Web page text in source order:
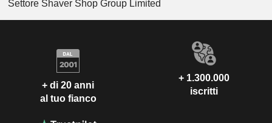
Settore Shaver Shop Group Limited
+ di 20 anni
al tuo fianco
+ 1.300.000
iscritti